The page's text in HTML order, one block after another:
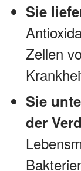
Sie
Zellen
Sie
der